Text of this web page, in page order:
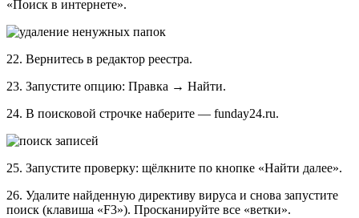
«Поиск в интернете».
22. Вернитесь в редактор реестра.
23. Запустите опцию: Правка → Найти.
24. В поисковой строчке наберите — funday24.ru.
25. Запустите проверку: щёлкните по кнопке «Найти далее».
26. Удалите найденную директиву вируса и снова запустите
поиск (клавиша «F3»). Просканируйте все «ветки».